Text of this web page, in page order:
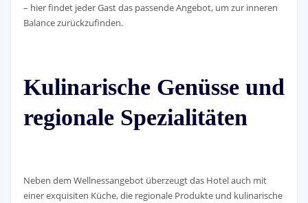
– hier findet jeder Gast das passende Angebot, um zur inneren
Balance zurückzufinden.
Kulinarische Genüsse und
regionale Spezialitäten
Neben dem Wellnessangebot überzeugt das Hotel auch mit
einer exquisiten Küche, die regionale Produkte und kulinarische